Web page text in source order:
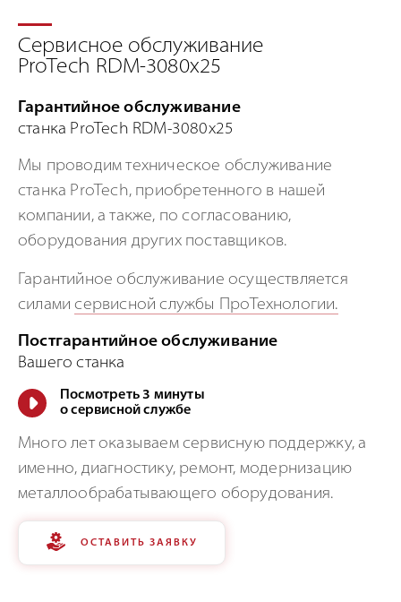
Сервисное обслуживание
ProTech RDM-3080x25
Гарантийное обслуживание
станка ProTech RDM-3080x25
Мы проводим техническое обслуживание
станка ProTech, приобретенного в нашей
компании, а также, по согласованию,
оборудования других поставщиков.
Гарантийное обслуживание осуществляется
силамисервисной службы ПроТехнологии.
Постгарантийное обслуживание
Вашего станка
Посмотреть 3 минуты
о сервисной службе
Много лет оказываем сервисную поддержку, а
именно, диагностику, ремонт, модернизацию
металлообрабатывающего оборудования.
ОСТАВИТЬ ЗАЯВКУ